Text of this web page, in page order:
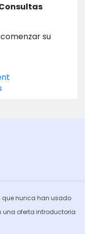
su
que nunca han usado
una oferta introductoria